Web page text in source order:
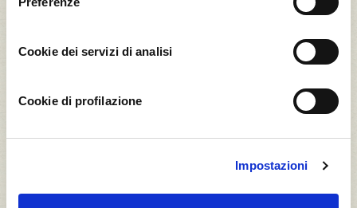
Cookie dei servizi di analisi
Cookie di profilazione
Impostazioni
Arrow Global’s Orchard
3,40